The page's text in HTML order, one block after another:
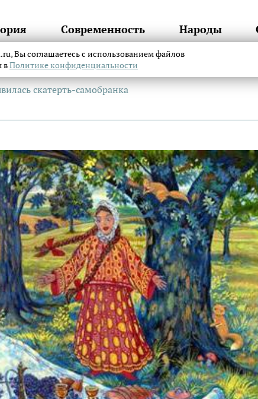
Современность Народы
скатерть-самобранка
Вы соглашаетесь с использованием файлов
вПолитике конфиденциальности